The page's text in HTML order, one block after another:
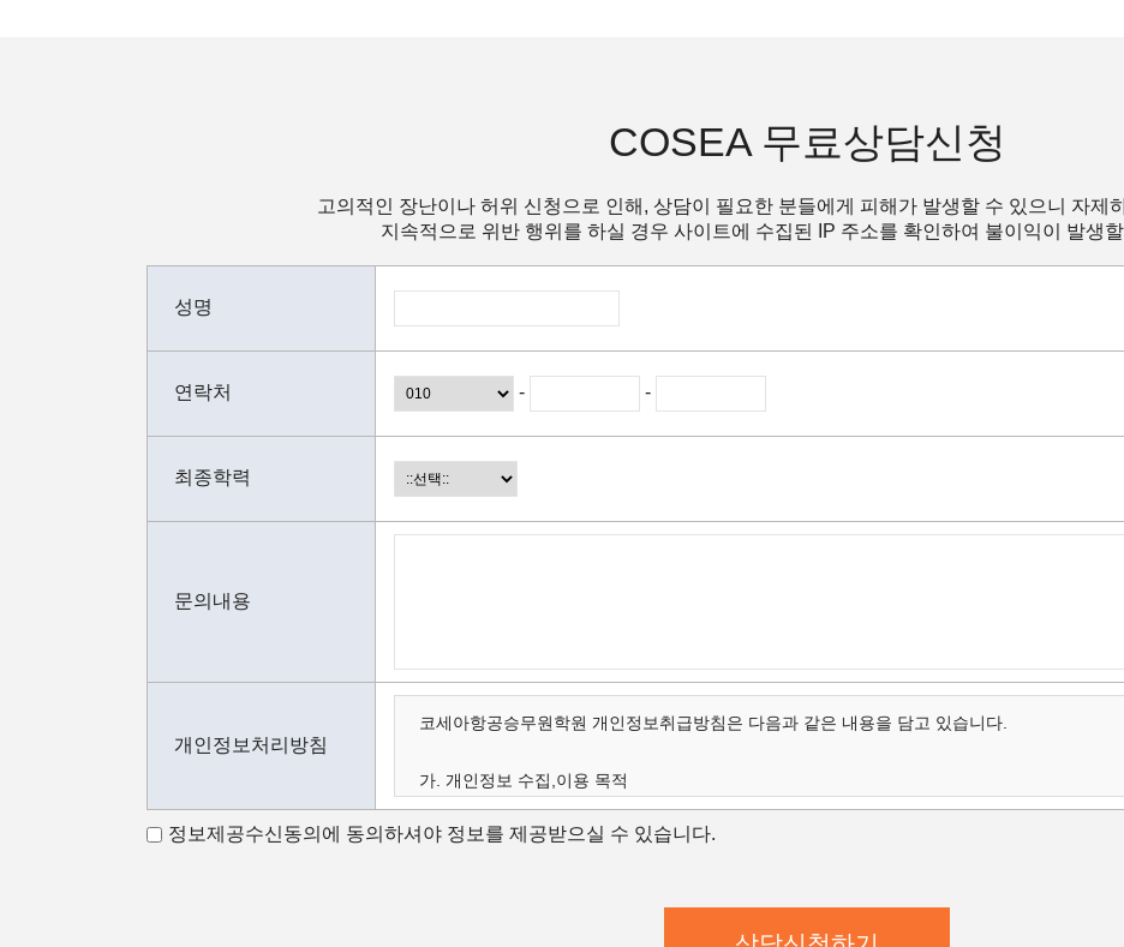
COSEA 무료상담신청
고의적인 장난이나 허위 신청으로 인해, 상담이 필요한 분들에게 피해가 발생할 수 있으니 자제
지속적으로 위반 행위를 하실 경우 사이트에 수집된 IP 주소를 확인하여 불이익이 발생
성명
연락처 - -
최종학력
문의내용
개인정보처리방침
코세아항공승무원학원 개인정보취급방침은 다음과 같은 내용을 담고 있습니다.
가. 개인정보 수집,이용 목적
나. 수집하는 개인정보의 항목
다. 개인정보의 보유 및 이용 기간
정보제공수신동의에 동의하셔야 정보를 제공받으실 수 있습니다.